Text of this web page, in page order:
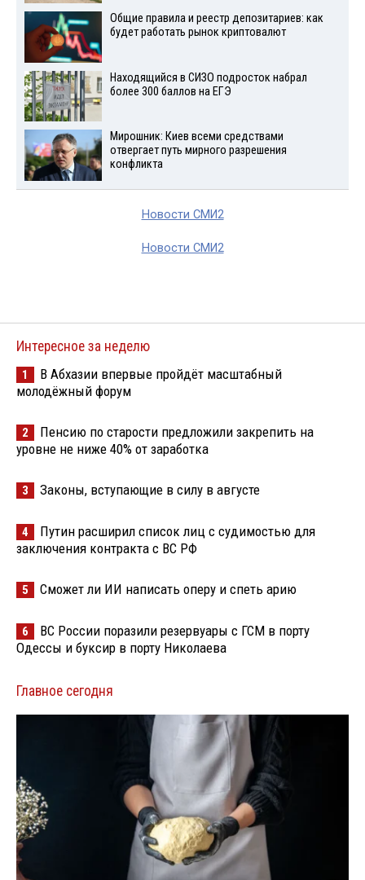
Общие правила и реестр депозитариев: как
будет работать рынок криптовалют
Находящийся в СИЗО подросток набрал
более 300 баллов на ЕГЭ
Мирошник: Киев всеми средствами
отвергает путь мирного разрешения
конфликта
Новости СМИ2
Новости СМИ2
Интересное за неделю
1
В Абхазии впервые пройдёт масштабный
молодёжный форум
2
Пенсию по старости предложили закрепить на
уровне не ниже 40% от заработка
3 Законы, вступающие в силу в августе
4
Путин расширил список лиц с судимостью для
заключения контракта с ВС РФ
5 Сможет ли ИИ написать оперу и спеть арию
6
ВС России поразили резервуары с ГСМ в порту
Одессы и буксир в порту Николаева
Главное сегодня